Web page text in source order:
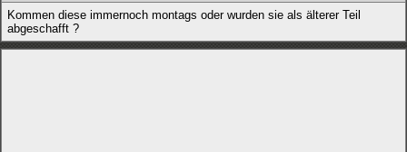
Kommen diese immernoch montags oder wurden sie als älterer Teil
abgeschafft ?